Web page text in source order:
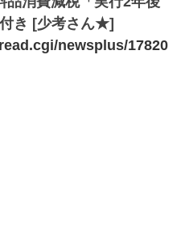
き [少考さん★]
newsplus/17820